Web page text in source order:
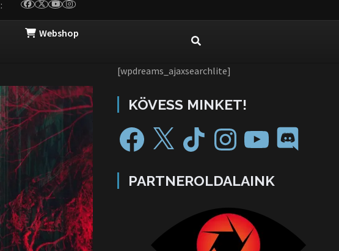
Webshop
[wpdreams_ajaxsearchlite]
KÖVESS MINKET!
PARTNEROLDALAINK